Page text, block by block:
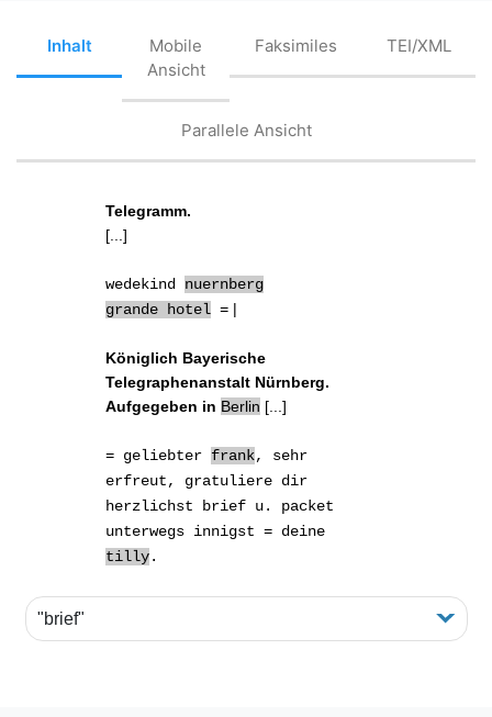
Inhalt
Mobile
Ansicht
Faksimiles TEI/XML
Parallele Ansicht
Telegramm.
[...]
wedekind nuernberg
grande hotel = |
Königlich Bayerische
Telegraphenanstalt Nürnberg.
Aufgegeben in Berlin [...]
= geliebter frank, sehr
erfreut, gratuliere dir
herzlichst
brief u. packet
unterwegs innigst = deine
tilly.
"brief"